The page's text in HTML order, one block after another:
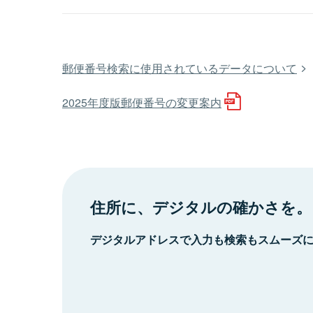
郵便番号検索に使用されているデータについて
2025年度版郵便番号の変更案内
住所に、デジタルの確かさを。
デジタルアドレスで入力も検索もスムーズ